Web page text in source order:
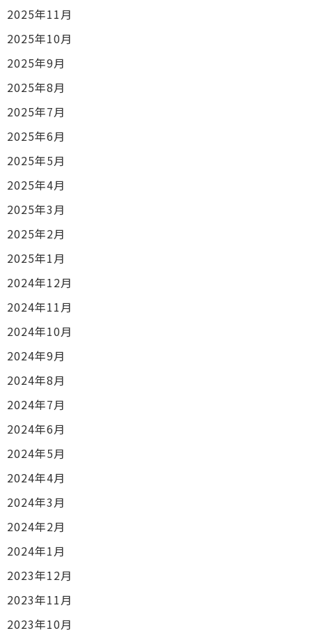
2025年11月
2025年10月
2025年9月
2025年8月
2025年7月
2025年6月
2025年5月
2025年4月
2025年3月
2025年2月
2025年1月
2024年12月
2024年11月
2024年10月
2024年9月
2024年8月
2024年7月
2024年6月
2024年5月
2024年4月
2024年3月
2024年2月
2024年1月
2023年12月
2023年11月
2023年10月